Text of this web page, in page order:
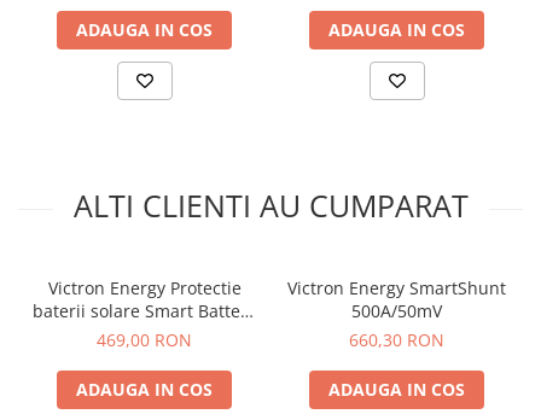
ADAUGA IN COS ADAUGA IN COS
ALTI CLIENTI AU CUMPARAT
Victron Energy Protectie
baterii solare Smart Battery
Protect 12/24V 100A
469,00 RON
ADAUGA IN COS
Victron Energy SmartShunt
500A/50mV
660,30 RON
ADAUGA IN COS